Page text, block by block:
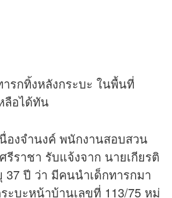
ารกทิ้งหลังกระบะ ในพื้นที่
ลือได้ทัน
องจำนงค์ พนักงานสอบสวน
รีราชา รับแจ้งจาก นายเกียรติ
ปี ว่า มีคนนำเด็กทารกมา
ะบะหน้าบ้านเลขที่ 113/75 หมู่